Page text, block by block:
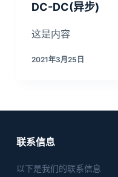
DC-DC(异步)
这是内容
2021年3月25日
联系信息
以下是我们的联系信息